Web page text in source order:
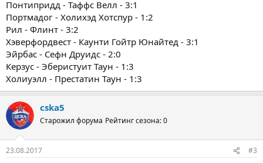
Понтипридд - Таффс Велл - 3:1
Портмадог - Холихэд Хотспур - 1:2
Рил - Флинт - 3:2
Хэверфордвест - Каунти Гойтр Юнайтед - 3:1
Эйрбас - Сефн Друидс - 2:0
Керзус - Эберистуит Таун - 1:3
Холиуэлл - Престатин Таун - 1:3
cska5
Старожил форума Рейтинг сезона: 0
23.08.2017 #3